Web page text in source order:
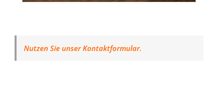
Nutzen Sie unser Kontaktformular.